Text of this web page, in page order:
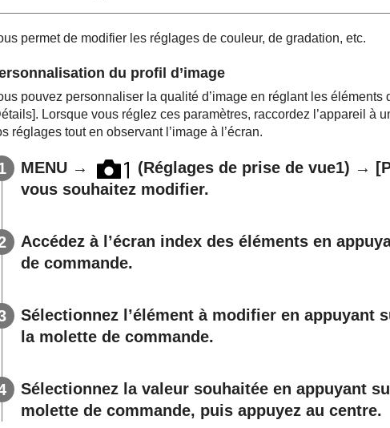
permet de modifier les réglages de couleur, de gradation, etc.
du profil d’image
pouvez personnaliser la qualité d’image en réglant les éléments
. Lorsque vous réglez ces paramètres, raccordez l’appareil à
réglages tout en observant l’image à l’écran.
MENU → (Réglages de prise de vue1) →
vous souhaitez modifier.
Accédez à l’écran index des éléments en
de commande.
Sélectionnez l’élément à modifier en appuyant
la molette de commande.
Sélectionnez la valeur souhaitée en appuyant
molette de commande, puis appuyez au centre.